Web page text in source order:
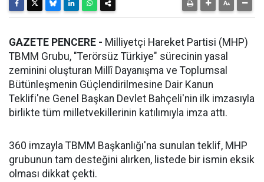
GAZETE PENCERE - Milliyetçi Hareket Partisi (MHP)
TBMM Grubu, "Terörsüz Türkiye" sürecinin yasal
zeminini oluşturan Millî Dayanışma ve Toplumsal
Bütünleşmenin Güçlendirilmesine Dair Kanun
Teklifi'ne Genel Başkan Devlet Bahçeli'nin ilk imzasıyla
birlikte tüm milletvekillerinin katılımıyla imza attı.
360 imzayla TBMM Başkanlığı'na sunulan teklif, MHP
grubunun tam desteğini alırken, listede bir ismin eksik
olması dikkat çekti.